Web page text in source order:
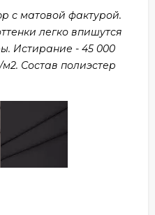
с матовой фактурой.
легко впишутся
Истирание - 45 000
Состав полиэстер